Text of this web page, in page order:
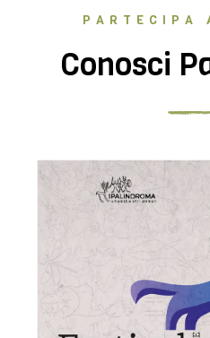
PARTECIPA
Conosci